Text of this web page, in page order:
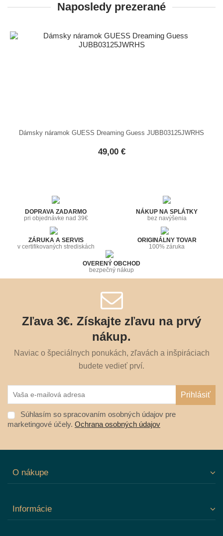
Naposledy prezerané
Dámsky náramok GUESS Dreaming Guess JUBB03125JWRHS
49,00 €
DOPRAVA ZADARMO
pri objednávke nad 39€
NÁKUP NA SPLÁTKY
bez navýšenia
ZÁRUKA A SERVIS
v certifikovaných strediskách
ORIGINÁLNY TOVAR
100% záruka
OVERENÝ OBCHOD
bezpečný nákup
Zľava 3€. Získajte zľavu na prvý
nákup.
Naviac o špeciálnych ponukách, zľavách a inšpiráciach
budete vedieť prví.
Súhlasím so spracovaním osobných údajov pre
marketingové účely. Ochrana osobných údajov
O nákupe
Informácie